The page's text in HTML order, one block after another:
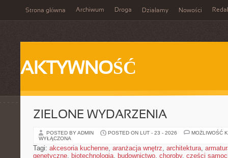
Strona główna Archiwum Droga Działamy Nowości
AKTYWNOŚĆ
ZIELONE WYDARZENIA
POSTED BY ADMIN POSTED ON LUT - 23 - 2026
MOŻLIWOŚĆ
WYŁĄCZONA
Tagi: akcesoria kuchenne, aranżacja wnętrz, architektura,
genetyczne, biotechnologia, budownictwo, choroby, części